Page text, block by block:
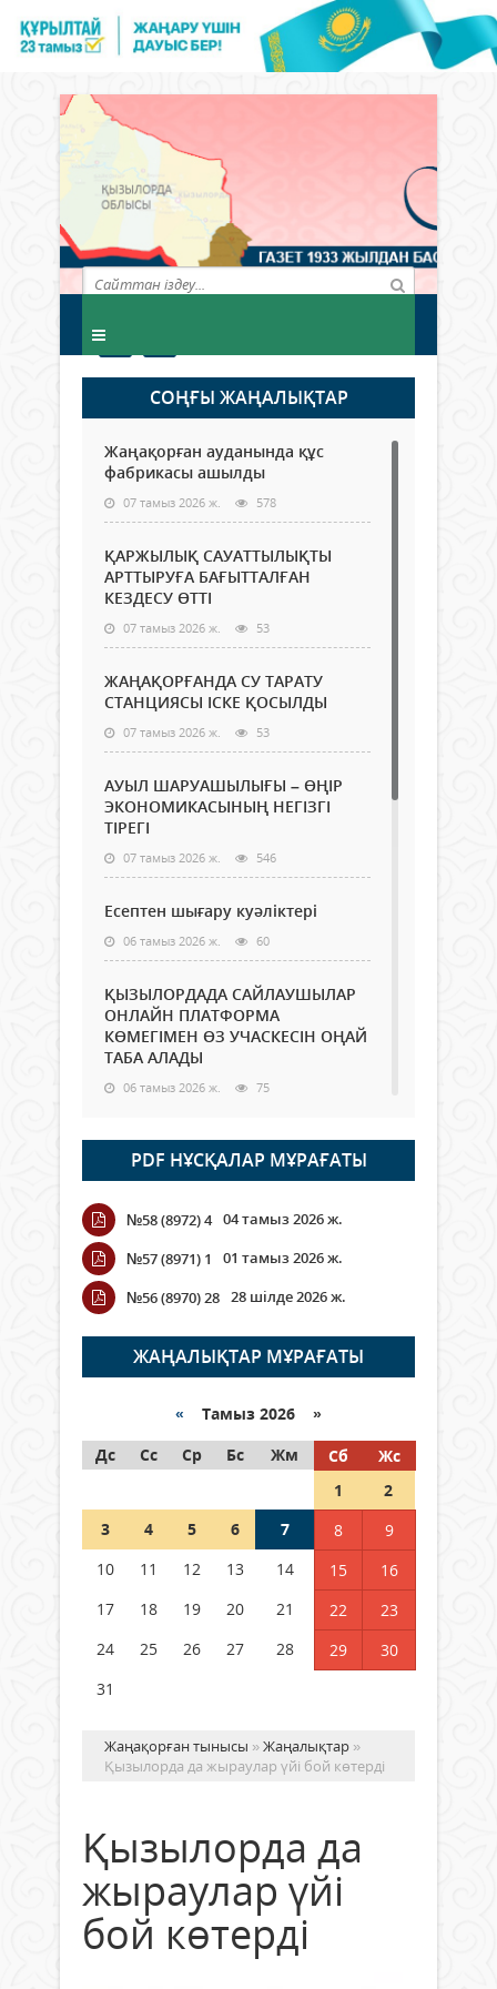
СОҢҒЫ ЖАҢАЛЫҚТАР
Жаңақорған ауданында құс
фабрикасы ашылды
07 тамыз 2026 ж. 578
ҚАРЖЫЛЫҚ САУАТТЫЛЫҚТЫ
АРТТЫРУҒА БАҒЫТТАЛҒАН
КЕЗДЕСУ ӨТТІ
07 тамыз 2026 ж. 53
ЖАҢАҚОРҒАНДА СУ ТАРАТУ
СТАНЦИЯСЫ ІСКЕ ҚОСЫЛДЫ
07 тамыз 2026 ж. 53
АУЫЛ ШАРУАШЫЛЫҒЫ – ӨҢІР
ЭКОНОМИКАСЫНЫҢ НЕГІЗГІ
ТІРЕГІ
07 тамыз 2026 ж. 546
Есептен шығару куәліктері
06 тамыз 2026 ж. 60
ҚЫЗЫЛОРДАДА САЙЛАУШЫЛАР
ОНЛАЙН ПЛАТФОРМА
КӨМЕГІМЕН ӨЗ УЧАСКЕСІН ОҢАЙ
ТАБА АЛАДЫ
06 тамыз 2026 ж. 75
Open Air: Қызылорда облысы
полиция департаменті 20
мыңнан астам көрерменнің
қауіпсіздігін қамтамасыз етті
06 тамыз 2026 ж.
Wi-Fi ҚАБЫРҒА АРҚЫЛЫ ҚАЛАЙ
ӨТЕДІ?
06 тамыз 2026 ж. 253
граждане Казахстана,
05 тамыз 2026 ж. 132
Шетелде жүрген Қазақстан
азаматтары қалай дауыс бере
PDF НҰСҚАЛАР МҰРАҒАТЫ
№58 (8972) 4 04 тамыз 2026 ж.
№57 (8971) 1
01 тамыз 2026 ж.
№56 (8970) 28 28 шілде 2026 ж.
ЖАҢАЛЫҚТАР МҰРАҒАТЫ
« Тамыз 2026 »
Дс
Сс Ср Бс Жм Сб
Жс
1
2
3
4 5 6 7 8
9
10
11 12 13 14 15
16
17
18 19 20 21 22
23
24
25 26 27 28 29
30
31
Жаңақорған тынысы »Жаңалықтар »
Қызылорда да жыраулар үйі бой көтерді
Қызылорда да
жыраулар үйі
бой көтерді